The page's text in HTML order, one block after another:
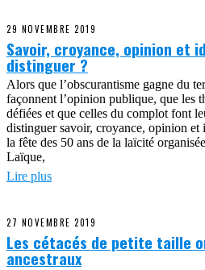
29 NOVEMBRE 2019
Savoir, croyance, opinion et
distinguer ?
Alors que l’obscurantisme gagne du
façonnent l’opinion publique, que les
défiées et que celles du complot font
distinguer savoir, croyance, opinion et
la fête des 50 ans de la laïcité
Laïque,
Lire plus
27 NOVEMBRE 2019
Les cétacés de petite taille
ancestraux